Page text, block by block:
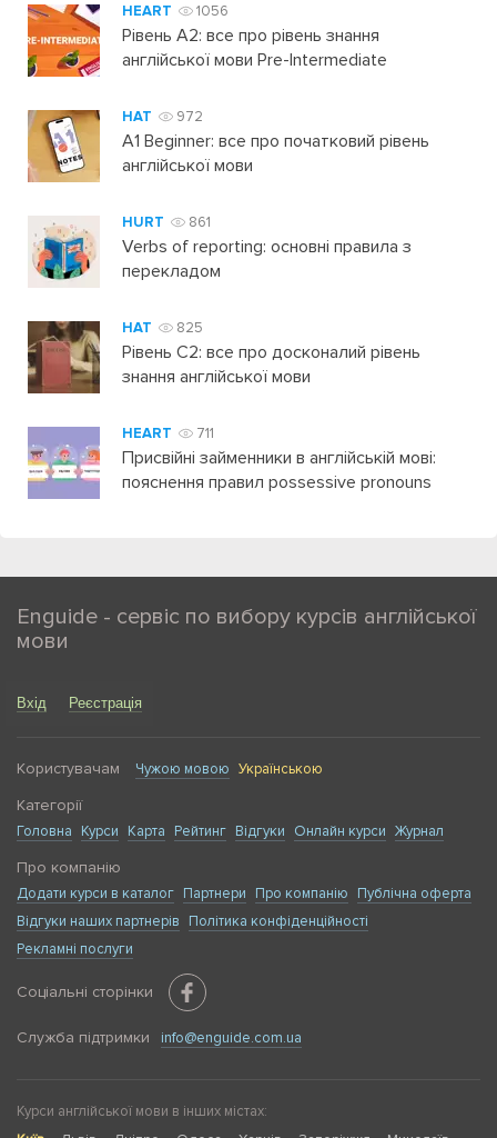
HEART 1056
Рівень А2: все про рівень знання
англійської мови Pre-Intermediate
HAT 972
A1 Beginner: все про початковий рівень
англійської мови
HURT 861
Verbs of reporting: основні правила з
перекладом
HAT 825
Рівень C2: все про досконалий рівень
знання англійської мови
HEART 711
Присвійні займенники в англійській мові:
пояснення правил possessive pronouns
Enguide - сервіс по вибору курсів англійської
мови
Вхід Реєстрація
Користувачам Чужою мовою Українською
Категорії
Головна Курси Карта Рейтинг Відгуки Онлайн курси Журнал
Про компанію
Додати курси в каталог Партнери Про компанію
Публічна оферта
Відгуки наших партнерів
Політика конфіденційності
Рекламні послуги
Соціальні сторінки
Служба підтримки info@enguide.com.ua
Курси англійської мови в інших містах: